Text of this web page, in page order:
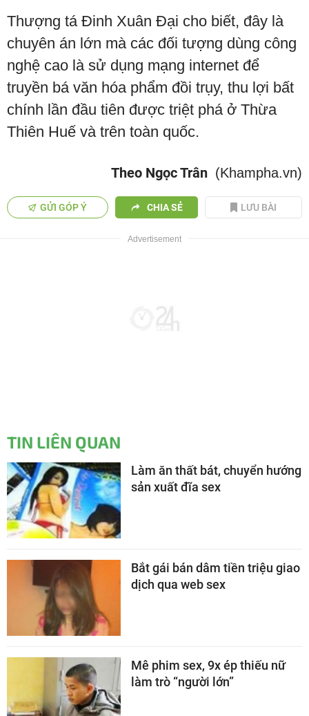
Thượng tá Đinh Xuân Đại cho biết, đây là
chuyên án lớn mà các đối tượng dùng công
nghệ cao là sử dụng mạng internet để
truyền bá văn hóa phẩm đồi trụy, thu lợi bất
chính lần đầu tiên được triệt phá ở Thừa
Thiên Huế và trên toàn quốc.
Theo Ngọc Trân (Khampha.vn)
GỬI GÓP Ý CHIA SẺ LƯU BÀI
TIN LIÊN QUAN
Làm ăn thất bát, chuyển hướng
sản xuất đĩa sex
Bắt gái bán dâm tiền triệu giao
dịch qua web sex
Mê phim sex, 9x ép thiếu nữ
làm trò “người lớn”